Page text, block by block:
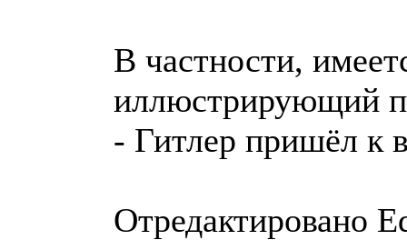
В частности,
иллюстрирующий
- Гитлер пришёл к
Отредактировано